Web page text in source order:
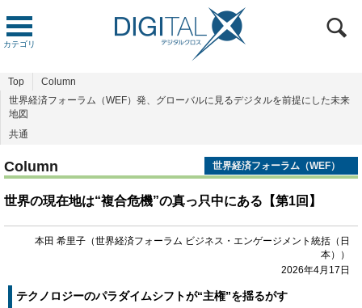
カテゴリ
Top
Column
世界経済フォーラム（WEF）発、グローバルに見るデジタルを前提にした未来
地図
共通
Column
世界経済フォーラム（WEF）
発、グローバルに見るデジタル
を前提にした未来地図
世界の現在地は“複合危機”の真っ只中にある【第1回】
本田 希里子（世界経済フォーラム ビジネス・エンゲージメント統括（日
本））
2026年4月17日
テクノロジーのパラダイムシフトが“主権”を揺るがす